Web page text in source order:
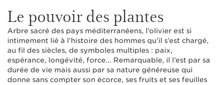
Le pouvoir des plantes
Arbre sacré des pays méditerranéens, l’olivier est si
intimement lié à l’histoire des hommes qu’il s’est chargé,
au fil des siècles, de symboles multiples : paix,
espérance, longévité, force... Remarquable, il l’est par sa
durée de vie mais aussi par sa nature généreuse qui
donne sans compter son écorce, ses fruits et ses feuilles